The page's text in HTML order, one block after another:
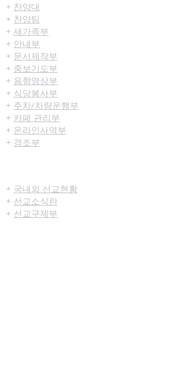
+ 찬양대
+ 찬양팀
+ 새가족부
+ 안내부
+ 문서제작부
+ 중보기도부
+ 음향영상부
+ 식당봉사부
+ 주차/차량운행부
+ 카페 관리부
+ 온라인사역부
+ 경조부
+ 국내외 선교현황
+ 선교소식란
+ 선교구제부